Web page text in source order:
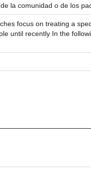
la comunidad o de los
focus on treating a
until recently In the